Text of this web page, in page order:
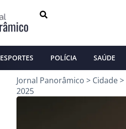
ESPORTES POLÍCIA SAÚDE
Jornal Panorâmico > Cidade>
2025